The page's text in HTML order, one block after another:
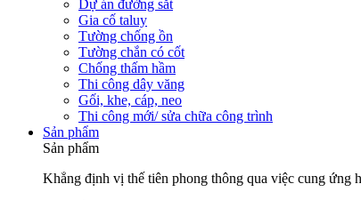
Dự án đường sắt
Gia cố taluy
Tường chống ồn
Tường chắn có cốt
Chống thấm hầm
Thi công dây văng
Gối, khe, cáp, neo
Thi công mới/ sửa chữa công trình
Sản phẩm
Sản phẩm
Khẳng định vị thế tiên phong thông qua việc cung ứng